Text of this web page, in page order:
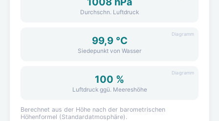
Durchschn. Luftdruck
99,9 °C
Siedepunkt von Wasser
Diagramm
100 %
Luftdruck ggü. Meereshöhe
Diagramm
Berechnet aus der Höhe nach der barometrischen
Höhenformel (Standardatmosphäre).